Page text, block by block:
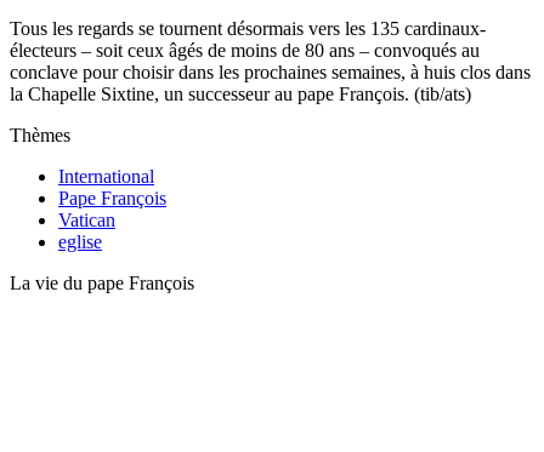
Tous les regards se tournent désormais vers les 135 cardinaux-
électeurs – soit ceux âgés de moins de 80 ans – convoqués au
conclave pour choisir dans les prochaines semaines, à huis clos dans
la Chapelle Sixtine, un successeur au pape François. (tib/ats)
Thèmes
International
Pape François
Vatican
eglise
La vie du pape François